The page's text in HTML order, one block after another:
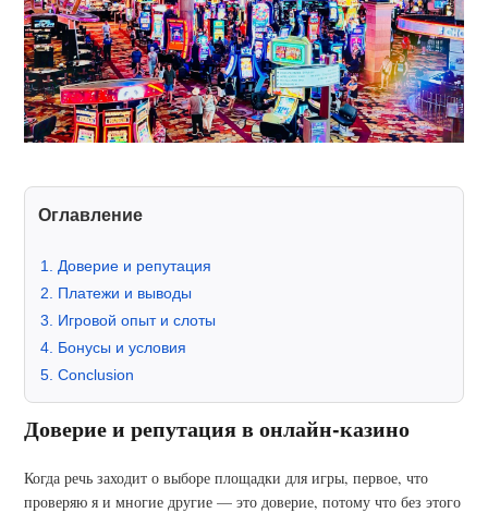
Оглавление
Доверие и репутация
Платежи и выводы
Игровой опыт и слоты
Бонусы и условия
Conclusion
Доверие и репутация в онлайн-казино
Когда речь заходит о выборе площадки для игры, первое, что
проверяю я и многие другие — это доверие, потому что без этого